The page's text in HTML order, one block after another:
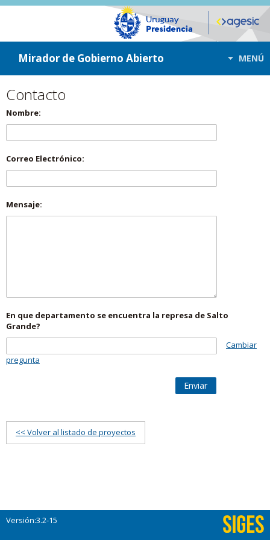
ir a contenido
ir al menú
Mirador de Gobierno Abierto MENÚ
Contacto
Nombre:
Correo Electrónico:
Mensaje:
En que departamento se encuentra la represa de Salto
Grande?
Cambiar
pregunta
Enviar
<< Volver al listado de proyectos
Versión:3.2-15